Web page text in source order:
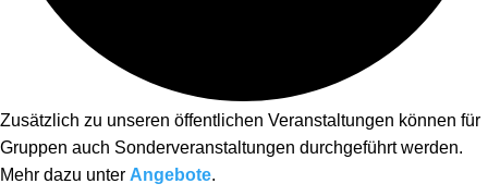
Zusätzlich zu unseren öffentlichen Veranstaltungen können für
Gruppen auch Sonderveranstaltungen durchgeführt werden.
Mehr dazu unter Angebote.